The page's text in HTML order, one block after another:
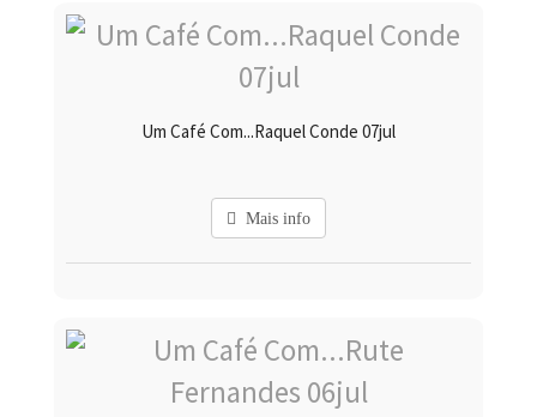
Um Café Com...Raquel Conde 07jul
Mais info